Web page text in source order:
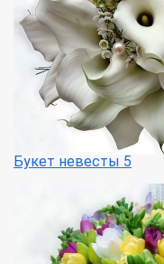
Букет невесты 5